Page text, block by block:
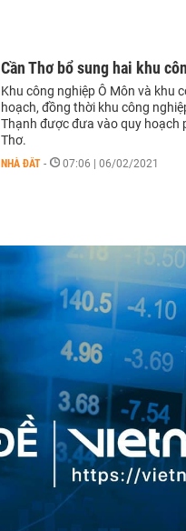
Cần Thơ bổ sung hai khu
Khu công nghiệp Ô Môn và khu
hoạch, đồng thời khu công
Thạnh được đưa vào quy hoạch
Thơ.
NHÀ ĐẤT - 07:06 | 06/02/2021